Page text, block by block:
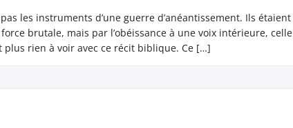
les instruments d’une guerre d’anéantissement. Ils étaient
brutale, mais par l’obéissance à une voix intérieure, celle
plus rien à voir avec ce récit biblique. Ce […]